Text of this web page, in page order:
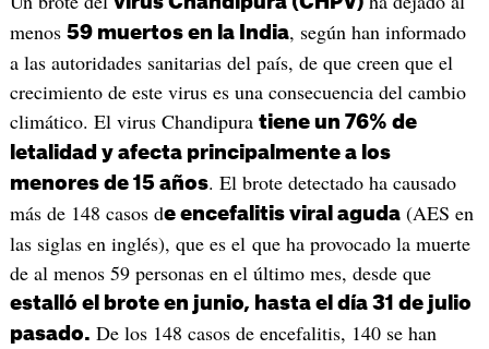
menos 59 muertos en la India, según han informado
a las autoridades sanitarias del país, de que creen que el
crecimiento de este virus es una consecuencia del cambio
climático. El virus Chandipura tiene un 76% de
letalidad y afecta principalmente a los
menores de 15 años. El brote detectado ha causado
más de 148 casos de encefalitis viral aguda(AES en
las siglas en inglés), que es el que ha provocado la muerte
de al menos 59 personas en el último mes, desde que
estalló el brote en junio, hasta el día 31 de julio
pasado. De los 148 casos de encefalitis, 140 se han